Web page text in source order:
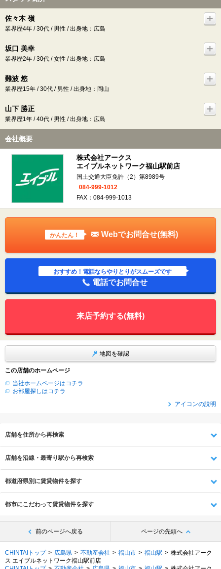
佐々木 嶺
業界歴4年 / 30代 / 男性 / 出身地：広島
坂口 美幸
業界歴2年 / 30代 / 女性 / 出身地：広島
難波 悠
業界歴15年 / 30代 / 男性 / 出身地：岡山
山下 勝正
業界歴1年 / 40代 / 男性 / 出身地：広島
会社概要
株式会社アークス
エイブルネットワーク福山駅前店
国土交通大臣免許（2）第8989号
084-999-1012
FAX：084-999-1013
かんたん！ Webでお問合せ(無料)
おすすめ！電話ならやりとりがスムーズです
電話でお問合せ
来店予約する(無料)
地図を確認
この店舗のホームページ
当社ホームページはコチラ
お部屋探しはコチラ
アイコンの説明
店舗を住所から再検索
店舗を沿線・最寄り駅から再検索
都道府県別に賃貸物件を探す
都市にこだわって賃貸物件を探す
前のページへ戻る ページの先頭へ
CHINTAIトップ 広島県 不動産会社 福山市 福山駅
株式会社アーク
ス エイブルネットワーク福山駅前店